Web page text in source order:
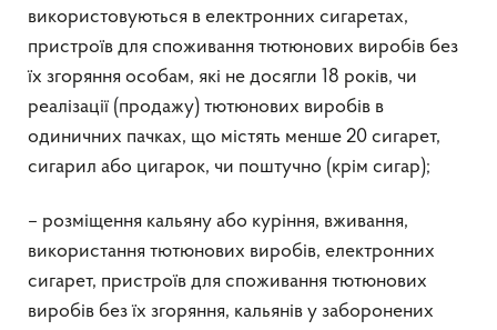
використовуються в електронних сигаретах,
пристроїв для споживання тютюнових виробів без
їх згоряння особам, які не досягли 18 років, чи
реалізації (продажу) тютюнових виробів в
одиничних пачках, що містять менше 20 сигарет,
сигарил або цигарок, чи поштучно (крім сигар);
– розміщення кальяну або куріння, вживання,
використання тютюнових виробів, електронних
сигарет, пристроїв для споживання тютюнових
виробів без їх згоряння, кальянів у заборонених